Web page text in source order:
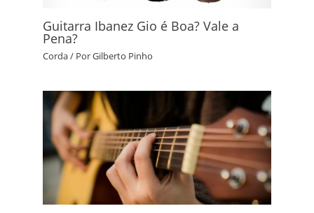
Guitarra Ibanez Gio é Boa? Vale a
Pena?
Corda/ PorGilberto Pinho